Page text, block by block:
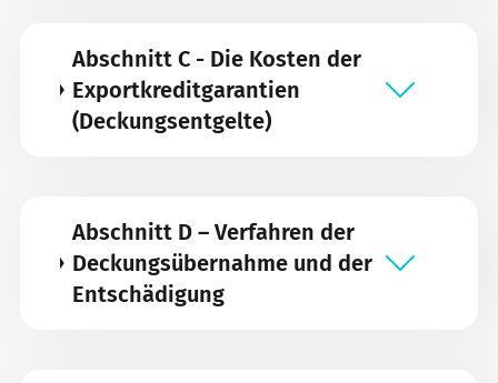
Abschnitt C - Die Kosten der
Exportkreditgarantien
(Deckungsentgelte)
Abschnitt D – Verfahren der
Deckungsübernahme und der
Entschädigung